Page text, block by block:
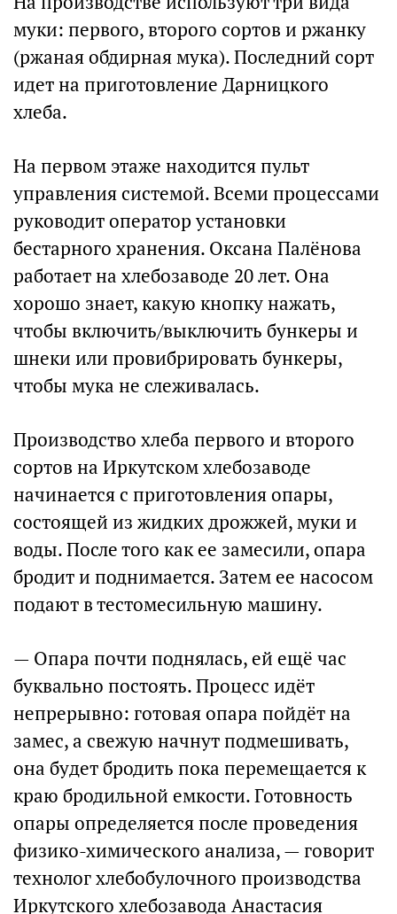
муки: первого, второго сортов и ржанку
(ржаная обдирная мука). Последний сорт
идет на приготовление Дарницкого
хлеба.
На первом этаже находится пульт
управления системой. Всеми процессами
руководит оператор установки
бестарного хранения. Оксана Палёнова
работает на хлебозаводе 20 лет. Она
хорошо знает, какую кнопку нажать,
чтобы включить/выключить бункеры и
шнеки или провибрировать бункеры,
чтобы мука не слеживалась.
Производство хлеба первого и второго
сортов на Иркутском хлебозаводе
начинается с приготовления опары,
состоящей из жидких дрожжей, муки и
воды. После того как ее замесили, опара
бродит и поднимается. Затем ее насосом
подают в тестомесильную машину.
— Опара почти поднялась, ей ещё час
буквально постоять. Процесс идёт
непрерывно: готовая опара пойдёт на
замес, а свежую начнут подмешивать,
она будет бродить пока перемещается к
краю бродильной емкости. Готовность
опары определяется после проведения
физико-химического анализа, — говорит
технолог хлебобулочного производства
Иркутского хлебозавода Анастасия